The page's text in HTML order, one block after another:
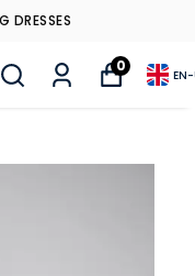
DRESSES
0
EN-